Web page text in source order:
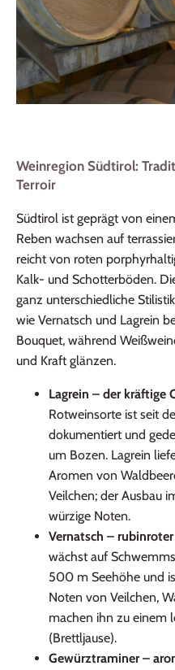
Weinregion Südtirol:
Terroir
Südtirol ist geprägt von
Reben wachsen auf
reicht von roten
Kalk- und Schotterböden.
ganz unterschiedliche
wie Vernatsch und Lagrein
Bouquet, während
und Kraft glänzen.
Lagrein – der kräftige
Rotweinsorte ist seit
dokumentiert und
um Bozen. Lagrein
Aromen von
Veilchen; der Ausbau
würzige Noten.
Vernatsch – rubinroter
wächst auf
500 m Seehöhe und
Noten von Veilchen,
machen ihn zu einem
(Brettljause).
Gewürztraminer –